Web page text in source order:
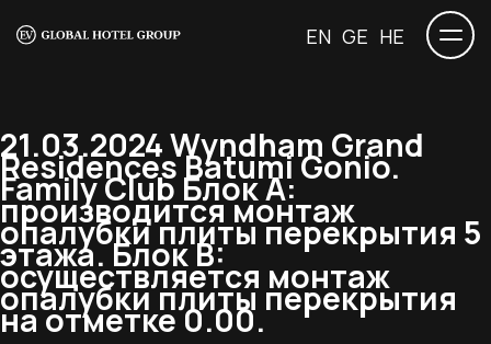
EN GE HE
21.03.2024 Wyndham Grand
Residences Batumi Gonio.
Family Club Блок А:
производится монтаж
опалубки плиты перекрытия 5
этажа. Блок B:
осуществляется монтаж
опалубки плиты перекрытия
на отметке 0.00.